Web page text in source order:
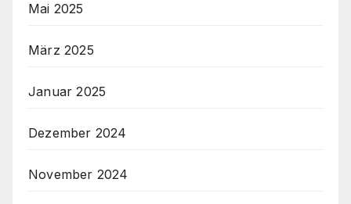
Mai 2025
März 2025
Januar 2025
Dezember 2024
November 2024